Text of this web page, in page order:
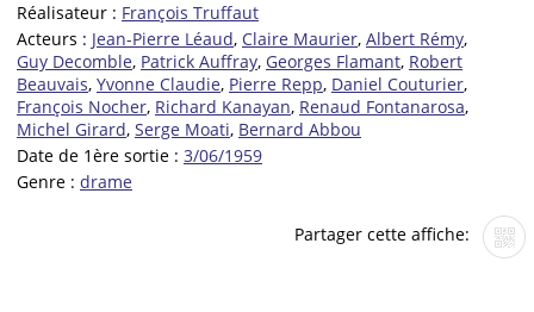
Réalisateur : François Truffaut
Acteurs : Jean-Pierre Léaud, Claire Maurier, Albert Rémy,
Guy Decomble, Patrick Auffray, Georges Flamant, Robert
Beauvais, Yvonne Claudie, Pierre Repp, Daniel Couturier,
François Nocher, Richard Kanayan, Renaud Fontanarosa,
Michel Girard, Serge Moati, Bernard Abbou
Date de 1ère sortie : 3/06/1959
Genre : drame
Partager cette affiche: